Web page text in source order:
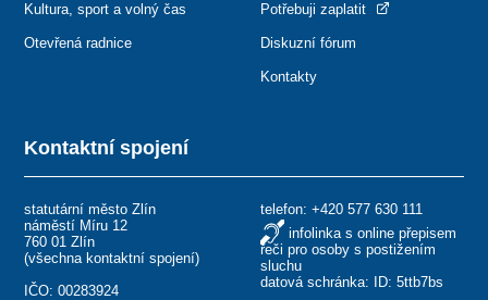
Kontaktní spojení
statutární město Zlín
náměstí Míru 12
760 01 Zlín
(všechna kontaktní spojení)
IČO: 00283924
telefon: +420 577 630 111
infolinka s online přepisem
řeči pro osoby s postižením
sluchu
datová schránka: ID: 5ttb7bs
Kultura, sport a volný čas
Otevřená radnice
Potřebuji zaplatit
Diskuzní fórum
Kontakty